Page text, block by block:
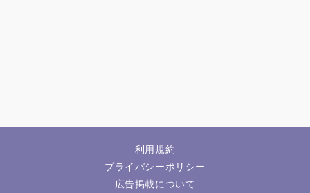
利用規約
プライバシーポリシー
広告掲載について